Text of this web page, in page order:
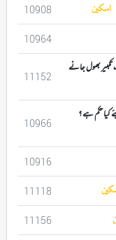
اسکین 10908
10964
تکبیر بھول جانے
11152
کیا حکم ہے ؟
10966
10916
11118
11156